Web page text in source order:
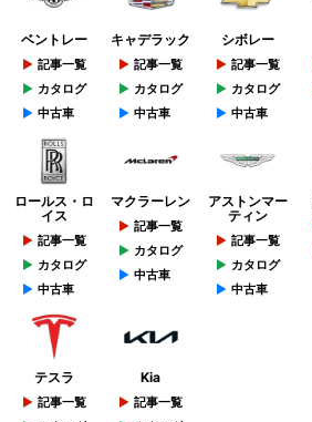
ベントレー
記事一覧
カタログ
中古車
キャデラック
記事一覧
カタログ
中古車
シボレー
記事一覧
カタログ
中古車
ロールス・ロ
イス
記事一覧
カタログ
中古車
マクラーレン
記事一覧
カタログ
中古車
アストンマー
ティン
記事一覧
カタログ
中古車
テスラ
記事一覧
Kia
記事一覧